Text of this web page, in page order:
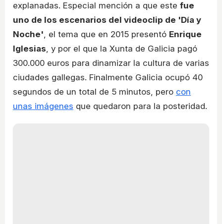
explanadas. Especial mención a que este fue
uno de los escenarios del videoclip de 'Día y
Noche', el tema que en 2015 presentó Enrique
Iglesias, y por el que la Xunta de Galicia pagó
300.000 euros para dinamizar la cultura de varias
ciudades gallegas. Finalmente Galicia ocupó 40
segundos de un total de 5 minutos, pero con
unas imágenes que quedaron para la posteridad.